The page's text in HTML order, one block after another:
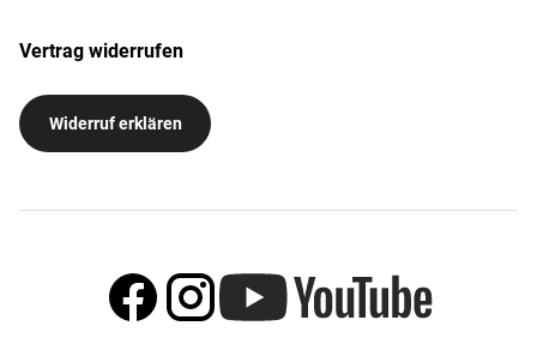
Vertrag widerrufen
Widerruf erklären